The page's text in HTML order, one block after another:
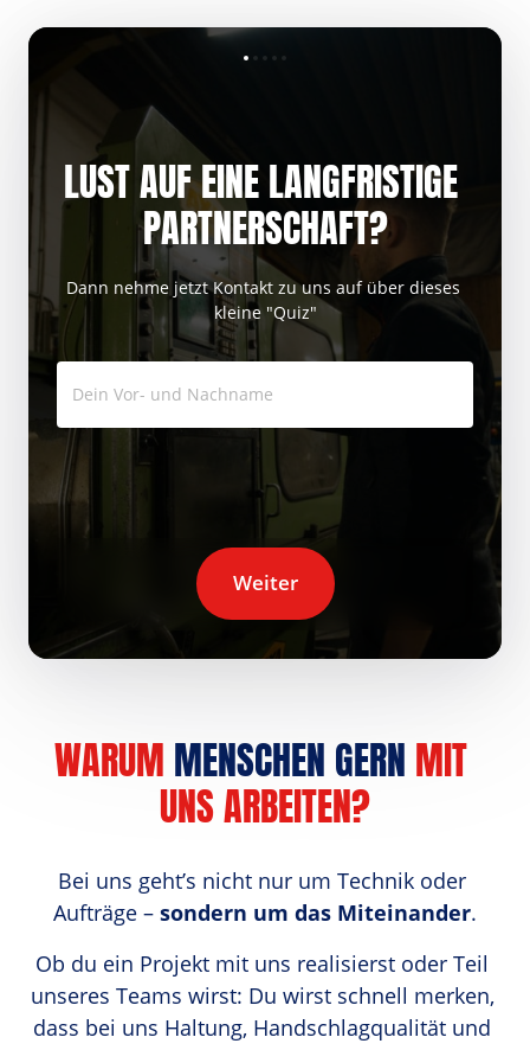
LUST AUF EINE LANGFRISTIGE
PARTNERSCHAFT?
Dann nehme jetzt Kontakt zu uns auf über dieses
kleine "Quiz"
Weiter
WARUM MENSCHEN GERN
MIT
UNS ARBEITEN?
Bei uns geht’s nicht nur um Technik oder
Aufträge – sondern um das Miteinander.
Ob du ein Projekt mit uns realisierst oder Teil
unseres Teams wirst: Du wirst schnell merken,